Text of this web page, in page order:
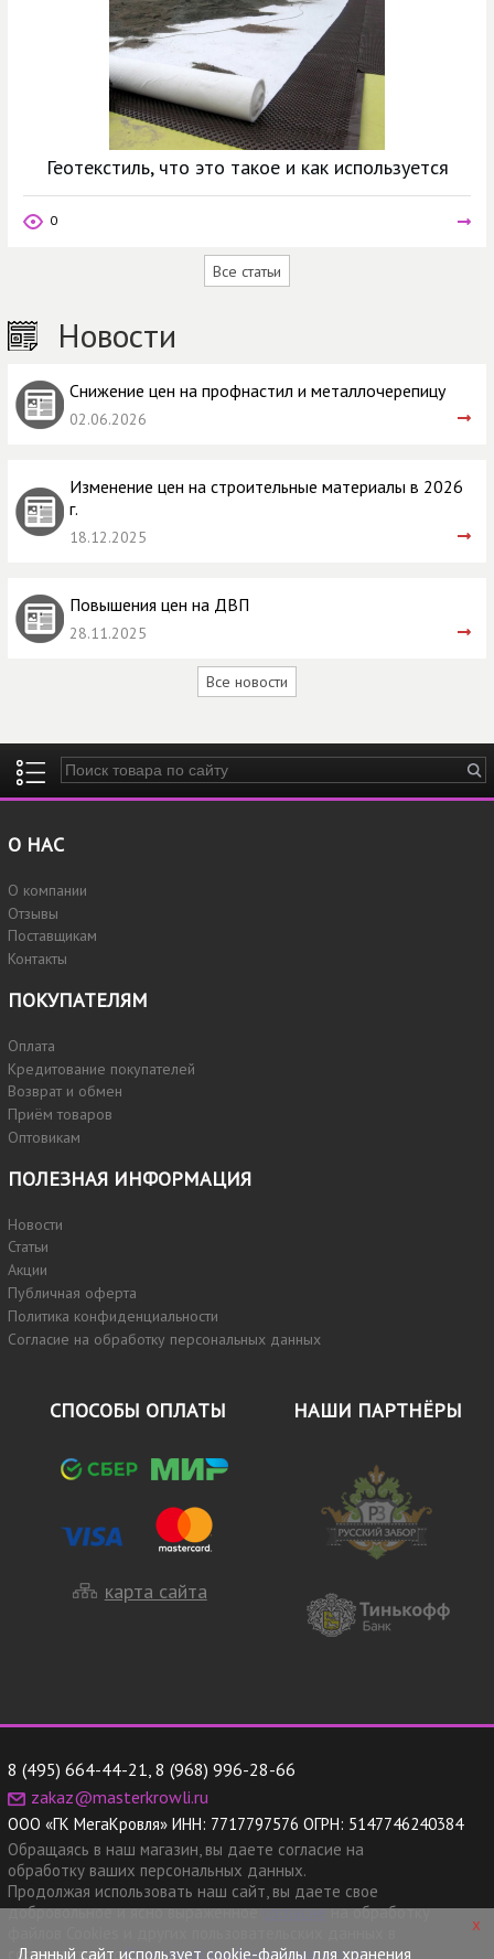
Геотекстиль, что это такое и как используется
0
Все статьи
Новости
Снижение цен на профнастил и металлочерепицу
02.06.2026
Изменение цен на строительные материалы в 2026
г.
18.12.2025
Повышения цен на ДВП
28.11.2025
Все новости
Данный сайт использует cookie-файлы для хранения
x
Введите ключевые слова для поиска
О НАС
О компании
Отзывы
Поставщикам
Контакты
ПОКУПАТЕЛЯМ
Оплата
Кредитование покупателей
Возврат и обмен
Приём товаров
Оптовикам
ПОЛЕЗНАЯ ИНФОРМАЦИЯ
Новости
Статьи
Акции
Публичная оферта
Политика конфиденциальности
Согласие на обработку персональных данных
СПОСОБЫ ОПЛАТЫ
карта сайта
НАШИ ПАРТНЁРЫ
8 (495) 664-44-21, 8 (968) 996-28-66
zakaz@masterkrowli.ru
ООО «ГК МегаКровля» ИНН: 7717797576 ОГРН: 5147746240384
Обращаясь в наш магазин, вы даете согласие на
обработку ваших персональных данных.
Продолжая использовать наш сайт, вы даете свое
добровольное и ясно выраженноесогласиена обработку
соответствии сПолитикой конфиденциальности.